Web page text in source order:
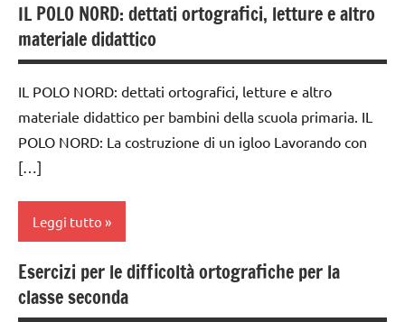
ortografici
Italia
LINGUAGGIO
TUTTI GLI
ARGOMENTI
PER ETA'
TUTTI GLI
botanica
dettati
vegetali
LINGUAGGIO
scienze:
piante
IL POLO NORD: dettati ortografici, letture e altro
materiale didattico
IL POLO NORD: dettati ortografici, letture e altro
materiale didattico per bambini della scuola primaria. IL
POLO NORD: La costruzione di un igloo Lavorando con
[…]
Leggi tutto
ambienti
naturali
Esercizi per le difficoltà ortografiche per la
classe seconda